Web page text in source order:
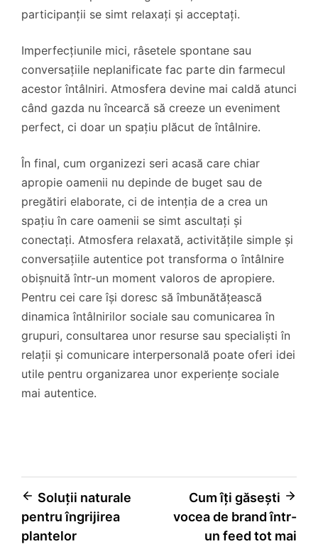
participanții se simt relaxați și acceptați.
Imperfecțiunile mici, râsetele spontane sau
conversațiile neplanificate fac parte din farmecul
acestor întâlniri. Atmosfera devine mai caldă atunci
când gazda nu încearcă să creeze un eveniment
perfect, ci doar un spațiu plăcut de întâlnire.
În final, cum organizezi seri acasă care chiar
apropie oamenii nu depinde de buget sau de
pregătiri elaborate, ci de intenția de a crea un
spațiu în care oamenii se simt ascultați și
conectați. Atmosfera relaxată, activitățile simple și
conversațiile autentice pot transforma o întâlnire
obișnuită într-un moment valoros de apropiere.
Pentru cei care își doresc să îmbunătățească
dinamica întâlnirilor sociale sau comunicarea în
grupuri, consultarea unor resurse sau specialiști în
relații și comunicare interpersonală poate oferi idei
utile pentru organizarea unor experiențe sociale
mai autentice.
Navigare
în
Soluții naturale
pentru îngrijirea
plantelor
Cum îți găsești
vocea de brand într-
un feed tot mai